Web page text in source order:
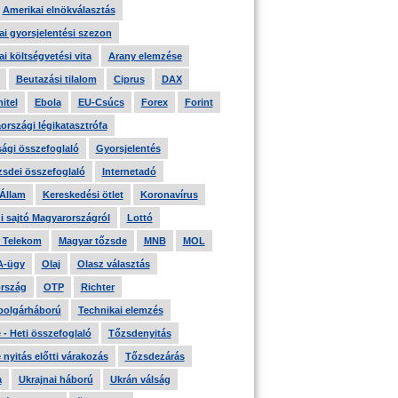
Amerikai elnökválasztás
gyorsjelentési szezon
költségvetési vita Arany elemzése
Beutazási tilalom Ciprus DAX
Ebola EU-Csúcs Forex Forint
légikatasztrófa
összefoglaló Gyorsjelentés
összefoglaló Internetadó
Kereskedési ötlet Koronavírus
sajtó Magyarországról Lottó
Telekom Magyar tőzsde MNB MOL
ügy Olaj Olasz választás
OTP Richter
Technikai elemzés
- Heti összefoglaló Tőzsdenyitás
nyitás előtti várakozás Tőzsdezárás
Ukrajnai háború Ukrán válság